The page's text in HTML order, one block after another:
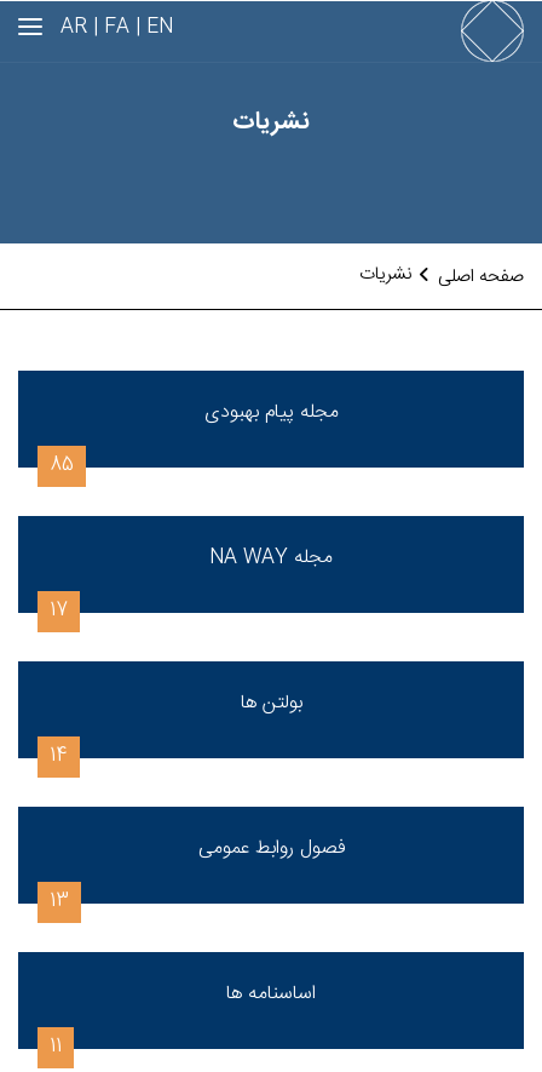
EN |
FA |
AR
نشریات
صفحه اصلی نشریات
مجله پیام بهبودی
85
مجله NA WAY
17
بولتن ها
14
فصول روابط عمومی
13
اساسنامه ها
11